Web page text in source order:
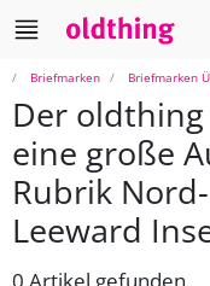
Briefmarken Briefmarken
Der
eine große
Rubrik
Leeward